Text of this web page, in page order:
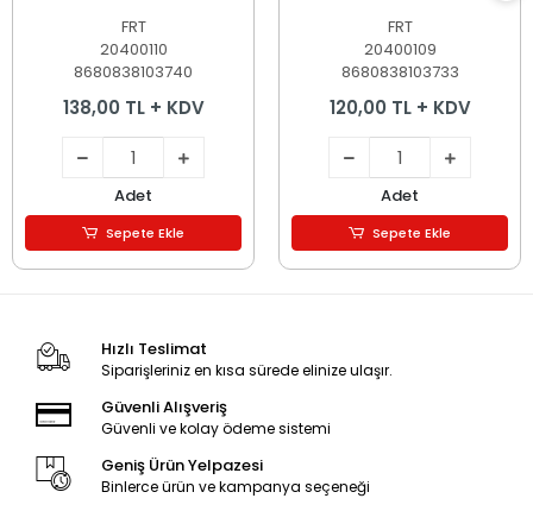
FRT
20400110
8680838103740
138,00 TL + KDV
Adet
Sepete Ekle
FRT
20400109
8680838103733
120,00 TL + KDV
Adet
Sepete Ekle
Hızlı Teslimat
Siparişleriniz en kısa sürede elinize ulaşır.
Güvenli Alışveriş
Güvenli ve kolay ödeme sistemi
Geniş Ürün Yelpazesi
Binlerce ürün ve kampanya seçeneği